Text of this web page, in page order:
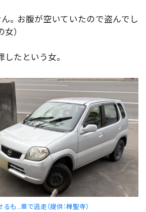
。お腹が空いていたので盗んでし
）
たという女。
も…車で逃走（提供：禅聖寺）